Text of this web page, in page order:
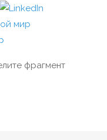
фрагмент